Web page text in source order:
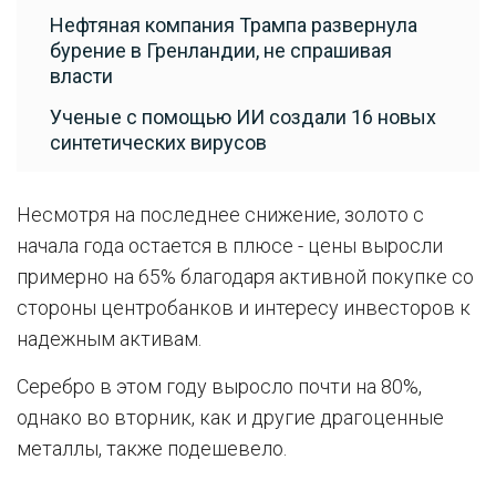
Нефтяная компания Трампа развернула
бурение в Гренландии, не спрашивая
власти
Ученые с помощью ИИ создали 16 новых
синтетических вирусов
Несмотря на последнее снижение, золото с
начала года остается в плюсе - цены выросли
примерно на 65% благодаря активной покупке со
стороны центробанков и интересу инвесторов к
надежным активам.
Серебро в этом году выросло почти на 80%,
однако во вторник, как и другие драгоценные
металлы, также подешевело.